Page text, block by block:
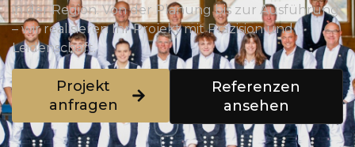
in der Region. Von der Planung bis zur Ausführung
– wir realisieren Ihr Projekt mit Präzision und
Leidenschaft.
Projekt
anfragen
Referenzen
ansehen